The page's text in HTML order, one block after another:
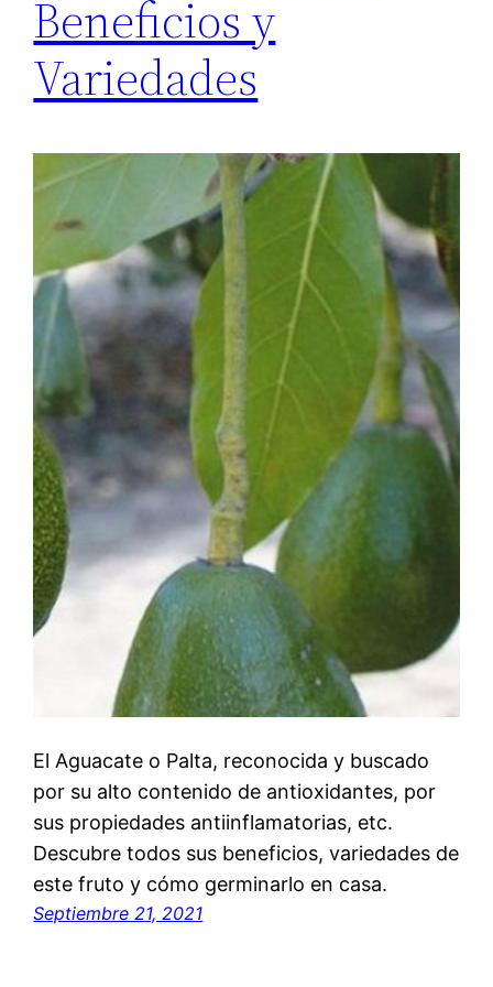
Beneficios y
Variedades
El Aguacate o Palta, reconocida y buscado
por su alto contenido de antioxidantes, por
sus propiedades antiinflamatorias, etc.
Descubre todos sus beneficios, variedades de
este fruto y cómo germinarlo en casa.
Septiembre 21, 2021